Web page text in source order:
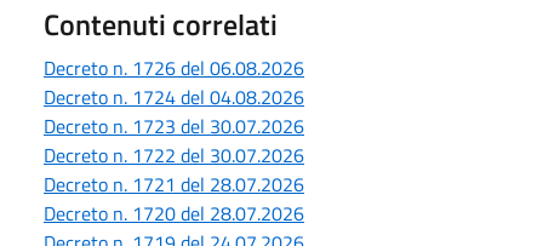
Contenuti correlati
Decreto n. 1726 del 06.08.2026
Decreto n. 1724 del 04.08.2026
Decreto n. 1723 del 30.07.2026
Decreto n. 1722 del 30.07.2026
Decreto n. 1721 del 28.07.2026
Decreto n. 1720 del 28.07.2026